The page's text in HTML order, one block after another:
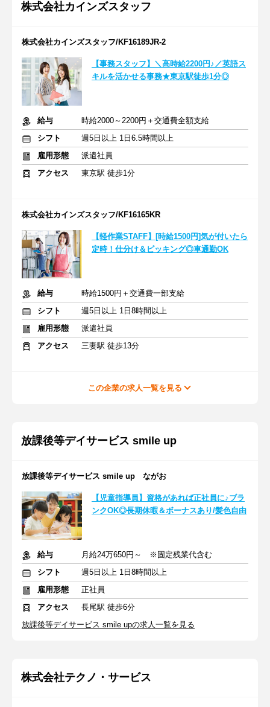
株式会社カインズスタッフ
株式会社カインズスタッフ/KF16189JR-2
【事務スタッフ】＼高時給2200円♪／英語ス
キルを活かせる事務★東京駅徒歩1分◎
給与
時給2000～2200円＋交通費全額支給
シフト
週5日以上 1日6.5時間以上
雇用形態
派遣社員
アクセス
東京駅 徒歩1分
株式会社カインズスタッフ/KF16165KR
【軽作業STAFF】[時給1500円]気が付いたら
定時！仕分け＆ピッキング◎車通勤OK
給与
時給1500円＋交通費一部支給
シフト
週5日以上 1日8時間以上
雇用形態
派遣社員
アクセス
三妻駅 徒歩13分
この企業の求人一覧を見る
放課後等デイサービス smile up
放課後等デイサービス smile up ながお
【児童指導員】資格があれば正社員に♪ブラ
ンクOK◎長期休暇＆ボーナスあり/髪色自由
給与
月給24万650円～ ※固定残業代含む
シフト
週5日以上 1日8時間以上
雇用形態
正社員
アクセス
長尾駅 徒歩6分
放課後等デイサービス smile upの求人一覧を見る
株式会社テクノ・サービス